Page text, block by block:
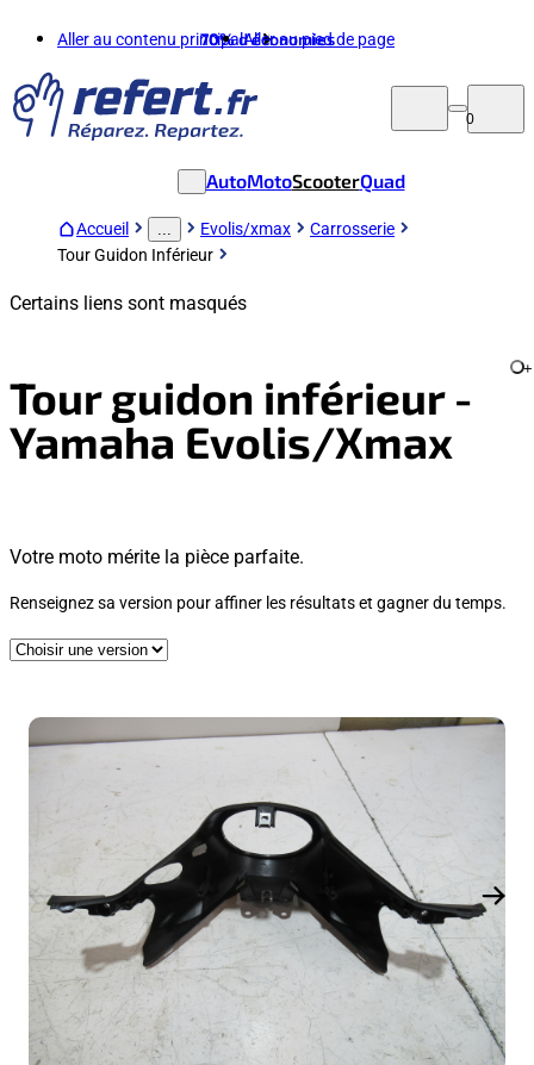
Aller au contenu principalAller au pied de page
70%d'économies
0
AutoMotoScooterQuad
Accueil Evolis/xmax
Carrosserie
Tour Guidon Inférieur
Certains liens sont masqués
Tour guidon inférieur -
Yamaha Evolis/Xmax
+
Votre moto mérite la pièce parfaite.
Renseignez sa version pour affiner les résultats et gagner du temps.